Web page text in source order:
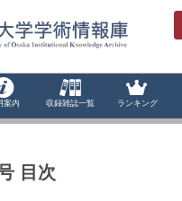
案内 収録雑誌一覧 ランキング
目次